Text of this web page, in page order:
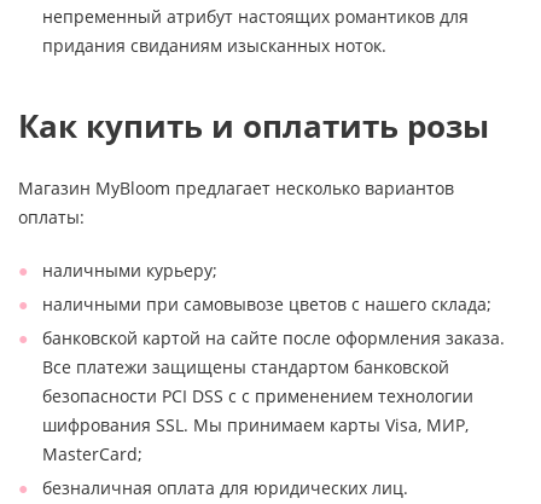
непременный атрибут настоящих романтиков для
придания свиданиям изысканных ноток.
Как купить и оплатить розы
Магазин MyBloom предлагает несколько вариантов
оплаты:
наличными курьеру;
наличными при самовывозе цветов с нашего склада;
банковской картой на сайте после оформления заказа.
Все платежи защищены стандартом банковской
безопасности PCI DSS с с применением технологии
шифрования SSL. Мы принимаем карты Visa, МИР,
MasterCard;
безналичная оплата для юридических лиц.